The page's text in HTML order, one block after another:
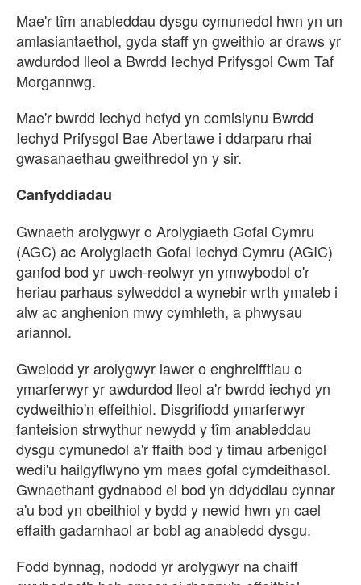
Mae'r tîm anableddau dysgu cymunedol hwn yn un
amlasiantaethol, gyda staff yn gweithio ar draws yr
awdurdod lleol a Bwrdd Iechyd Prifysgol Cwm Taf
Morgannwg.
Mae'r bwrdd iechyd hefyd yn comisiynu Bwrdd
Iechyd Prifysgol Bae Abertawe i ddarparu rhai
gwasanaethau gweithredol yn y sir.
Canfyddiadau
Gwnaeth arolygwyr o Arolygiaeth Gofal Cymru
(AGC) ac Arolygiaeth Gofal Iechyd Cymru (AGIC)
ganfod bod yr uwch-reolwyr yn ymwybodol o'r
heriau parhaus sylweddol a wynebir wrth ymateb i
alw ac anghenion mwy cymhleth, a phwysau
ariannol.
Gwelodd yr arolygwyr lawer o enghreifftiau o
ymarferwyr yr awdurdod lleol a'r bwrdd iechyd yn
cydweithio'n effeithiol. Disgrifiodd ymarferwyr
fanteision strwythur newydd y tîm anableddau
dysgu cymunedol a'r ffaith bod y timau arbenigol
wedi'u hailgyflwyno ym maes gofal cymdeithasol.
Gwnaethant gydnabod ei bod yn ddyddiau cynnar
a'u bod yn obeithiol y bydd y newid hwn yn cael
effaith gadarnhaol ar bobl ag anabledd dysgu.
Fodd bynnag, nododd yr arolygwyr na chaiff